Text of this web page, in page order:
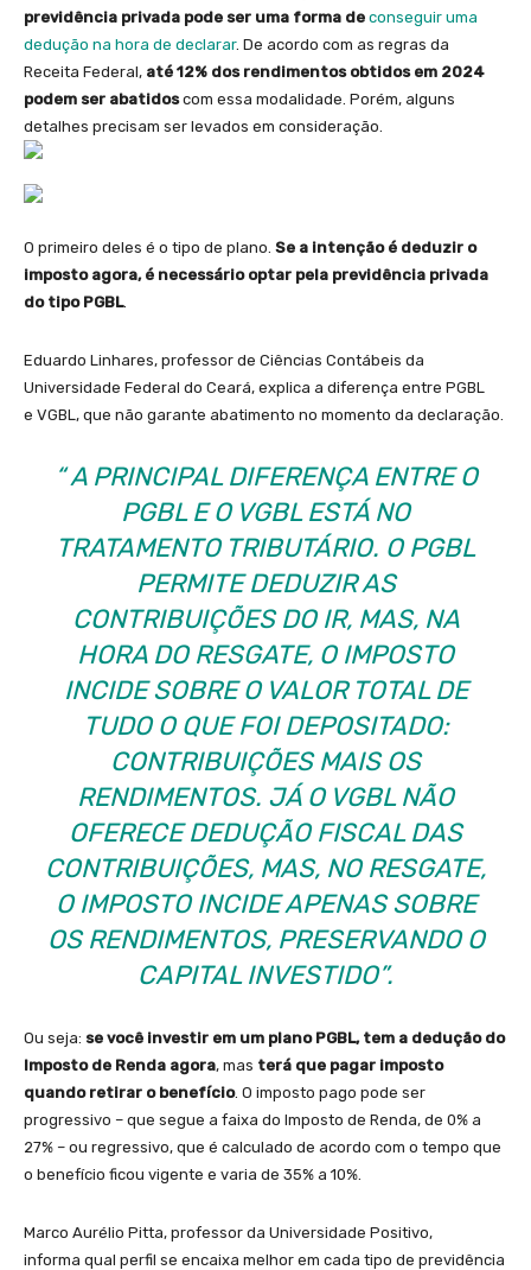
previdência privada pode ser uma forma de conseguir uma
dedução na hora de declarar. De acordo com as regras da
Receita Federal, até 12% dos rendimentos obtidos em 2024
podem ser abatidoscom essa modalidade. Porém, alguns
detalhes precisam ser levados em consideração.
O primeiro deles é o tipo de plano. Se a intenção é deduzir o
imposto agora, é necessário optar pela previdência privada
do tipo PGBL.
Eduardo Linhares, professor de Ciências Contábeis da
Universidade Federal do Ceará, explica a diferença entre PGBL
e VGBL, que não garante abatimento no momento da declaração.
“ A PRINCIPAL DIFERENÇA ENTRE O
PGBL E O VGBL ESTÁ NO
TRATAMENTO TRIBUTÁRIO. O PGBL
PERMITE DEDUZIR AS
CONTRIBUIÇÕES DO IR, MAS, NA
HORA DO RESGATE, O IMPOSTO
INCIDE SOBRE O VALOR TOTAL DE
TUDO O QUE FOI DEPOSITADO:
CONTRIBUIÇÕES MAIS OS
RENDIMENTOS. JÁ O VGBL NÃO
OFERECE DEDUÇÃO FISCAL DAS
CONTRIBUIÇÕES, MAS, NO RESGATE,
O IMPOSTO INCIDE APENAS SOBRE
OS RENDIMENTOS, PRESERVANDO O
CAPITAL INVESTIDO”.
Ou seja: se você investir em um plano PGBL, tem a dedução do
Imposto de Renda agora, mas terá que pagar imposto
quando retirar o benefício. O imposto pago pode ser
progressivo – que segue a faixa do Imposto de Renda, de 0% a
27% – ou regressivo, que é calculado de acordo com o tempo que
o benefício ficou vigente e varia de 35% a 10%.
Marco Aurélio Pitta, professor da Universidade Positivo,
informa qual perfil se encaixa melhor em cada tipo de previdência